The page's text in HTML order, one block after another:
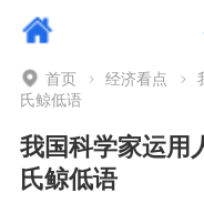
首页 经济看点
氏鲸低语
我国科学家运用
氏鲸低语